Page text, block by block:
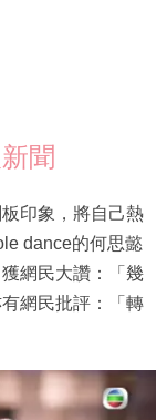
聞
印象，將自己熱
dance的何思懿
網民大讚：「幾
網民批評：「轉